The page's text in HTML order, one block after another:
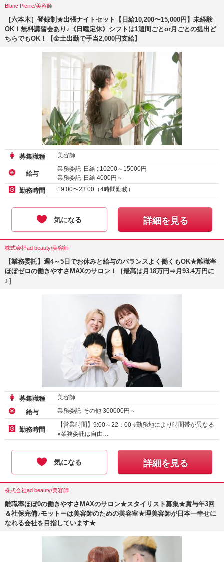
Blanc Pierre/美容師
［六本木］登録制★出張ナイトセット【日給10,200〜15,000円】未経験
OK！無料講習会あり♪《日曜定休》シフトは1週間ごとor月ごとの提出ど
ちらでもOK！【金土出勤で手当2,000円支給】
募集職種 美容師
給与
業務委託-日給 : 10200～ 15000円
業務委託-日給 4000円～
勤務時間 19:00〜23:00（4時間勤務）
気になる 詳細を見る
株式会社ad beauty/美容師
【業務委託】週4～5日でお休みと給与のバランスよく働くもOK★離職率
ほぼゼロの働きやすさMAXのサロン！［最高は月18万円⇒月93.4万円に
♪］
募集職種 美容師
給与 業務委託-その他 300000円～
勤務時間
【営業時間】9:00～22：00 ※勤務地により時間帯が異なる
※業務委託は自由…
気になる 詳細を見る
株式会社ad beauty/美容師
離職率ほぼ0の働きやすさMAXのサロン★スタイリスト募集★賞与年3回
＆社保完備♪モットーは美容師のための美容室★理美容師が日本一幸せに
なれる会社を目指しています★